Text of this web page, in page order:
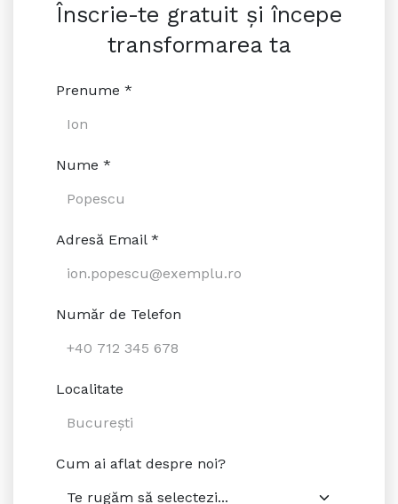
Înscrie-te gratuit și începe
transformare​​​a ta
Prenume *
Nume *
Adresă Email *
Număr de Telefon
Localitate
Cum ai aflat despre noi?